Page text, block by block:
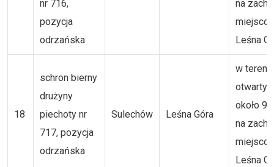
nr 716,
pozycja
odrzańska
na
Leśna
18
schron bierny
drużyny
piechoty nr
717, pozycja
odrzańska
Sulechów Leśna Góra
w
około
na
Leśna